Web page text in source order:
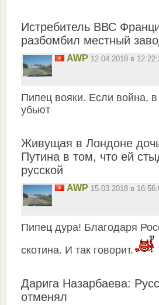
Истребитель ВВС
разбомбил местный
AWP 12.04.2018 в
Пипец вояки. Если война,
убьют
Живущая в Лондоне
Путина в том, что ей
русской
AWP 15.03.2018 в
Пипец дура! Благодаря
скотина. И так говорит.
Дарига Назарбаева:
отменял